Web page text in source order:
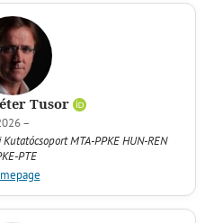
Tusor
–
MTA-PPKE HUN-REN
PTE